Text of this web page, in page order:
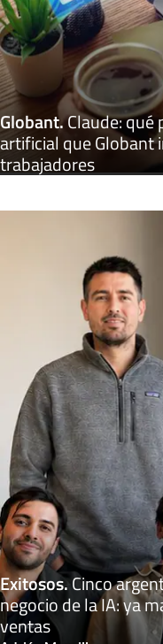
Globant.Claude: qué
artificial que Globant
trabajadores
Exitosos.Cinco
negocio de la IA: ya
ventas